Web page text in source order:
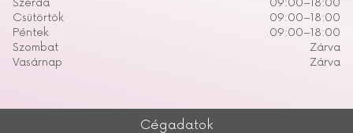
Szerda
09:00–18:00
Csütörtök
09:00–18:00
Péntek
09:00–18:00
Szombat
Zárva
Vasárnap
Zárva
Cégadatok